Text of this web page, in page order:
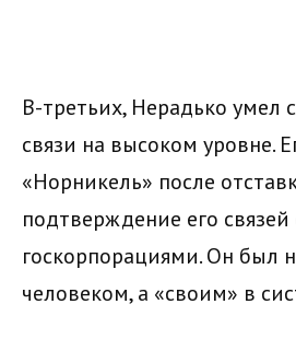
В-третьих, Нерадько умел
связи на высоком уровне.
«Норникель» после
подтверждение его
госкорпорациями. Он был
человеком, а «своим» в